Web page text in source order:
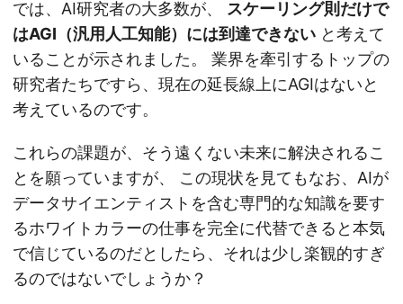
では、AI研究者の大多数が、 スケーリング則だけで
はAGI（汎用人工知能）には到達できない と考えて
いることが示されました。 業界を牽引するトップの
研究者たちですら、現在の延長線上にAGIはないと
考えているのです。
これらの課題が、そう遠くない未来に解決されるこ
とを願っていますが、 この現状を見てもなお、AIが
データサイエンティストを含む専門的な知識を要す
るホワイトカラーの仕事を完全に代替できると本気
で信じているのだとしたら、それは少し楽観的すぎ
るのではないでしょうか？